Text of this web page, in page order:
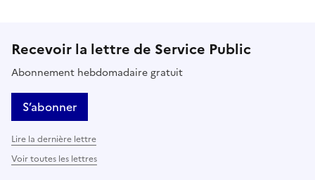
Recevoir la lettre de Service Public
Abonnement hebdomadaire gratuit
S’abonner
Lire la dernière lettre
Voir toutes les lettres